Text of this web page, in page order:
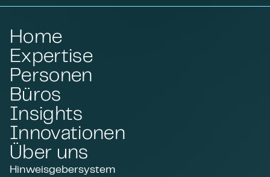
Home
Expertise
Personen
Büros
Insights
Innovationen
Über uns
Hinweisgebersystem